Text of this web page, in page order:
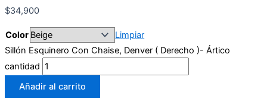
$34,900
Color
Limpiar
Sillón Esquinero Con Chaise, Denver ( Derecho )- Ártico
cantidad
Añadir al carrito